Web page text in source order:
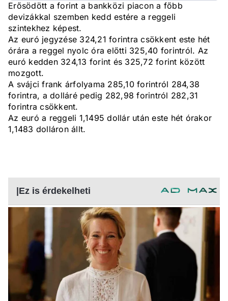
Erősödött a forint a bankközi piacon a főbb
devizákkal szemben kedd estére a reggeli
szintekhez képest.
Az euró jegyzése 324,21 forintra csökkent este hét
órára a reggel nyolc óra előtti 325,40 forintról. Az
euró kedden 324,13 forint és 325,72 forint között
mozgott.
A svájci frank árfolyama 285,10 forintról 284,38
forintra, a dolláré pedig 282,98 forintról 282,31
forintra csökkent.
Az euró a reggeli 1,1495 dollár után este hét órakor
1,1483 dolláron állt.